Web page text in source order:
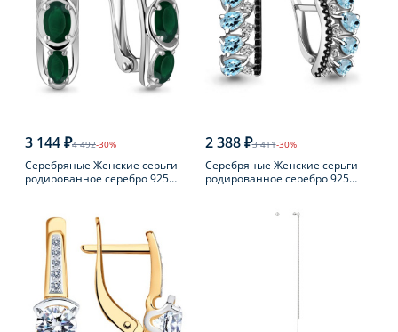
3 144 ₽4 492-30%
Серебряные Женские серьги
родированное серебро 925
2 388 ₽3 411-30%
Серебряные Женские серьги
родированное серебро 925